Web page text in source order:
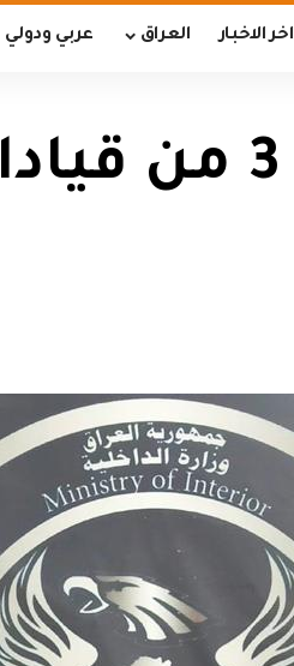
اخر الاخبار العراق عربي ودولي
القبض